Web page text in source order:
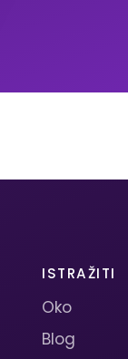
ISTRAŽITI
Oko
Blog